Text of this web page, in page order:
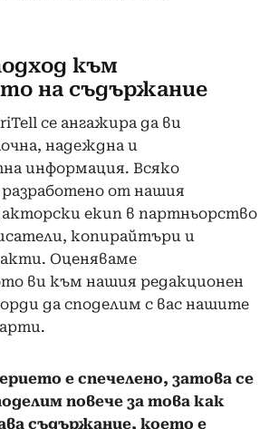
към
на съдържание
се ангажира да ви
надеждна и
информация. Всяко
от нашия
екип в партньорство
копирайтъри и
Оценяваме
ви към нашия редакционен
да споделим с вас нашите
е спечелено, затова се
повече за това как
съдържание, което е